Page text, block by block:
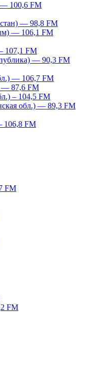
— 100,6 FM
— 98,8 FM
— 106,1 FM
107,1 FM
— 90,3 FM
— 106,7 FM
— 87,6 FM
– 104,5 FM
обл.) — 89,3 FM
106,8 FM
FM
FM